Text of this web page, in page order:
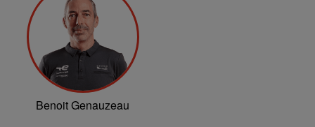
Benoit Genauzeau